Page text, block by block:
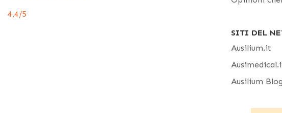
4,4/5
SITI DEL
Ausilium.it
Ausilium Blog